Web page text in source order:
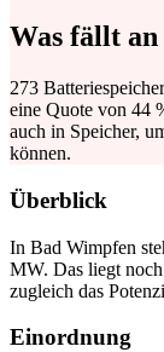
Was fällt
273
eine Quote von 44
auch in Speicher,
können.
Überblick
In Bad Wimpfen
MW. Das liegt
zugleich das
Einordnung